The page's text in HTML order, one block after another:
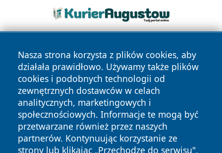
Nasza strona korzysta z plików cookies, aby
działała prawidłowo. Używamy także plików
cookies i podobnych technologii od
zewnętrznych dostawców w celach
analitycznych, marketingowych i
społecznościowych. Informacje te mogą być
przetwarzane również przez naszych
partnerów. Kontynuując korzystanie ze
strony lub klikając „Przechodzę do serwisu",
Copyright © 2026 24slupsk.pl Wszystkie prawa zastrzeżone.
News Autorzy
Polityka
Prywatności
Polityka
Cookies